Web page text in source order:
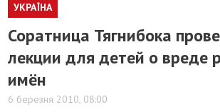
УКРАЇНА
Соратница Тягнибока
лекции для детей о вреде
имён
6 березня 2010, 08:00